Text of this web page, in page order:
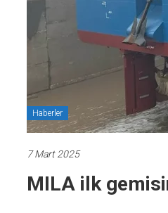
Haberler
7 Mart 2025
MILA ilk